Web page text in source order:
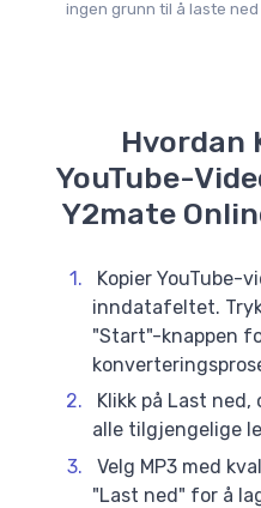
ingen grunn til å laste
Hvordan
YouTube-
Y2mate
Kopier YouTube-
inndatafeltet.
"Start"-knappen
Klikk på Last
alle tilgjengelige
Velg MP3 med
"Last ned" for å